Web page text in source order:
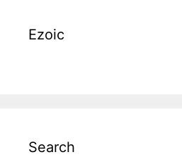
Ezoic
Search